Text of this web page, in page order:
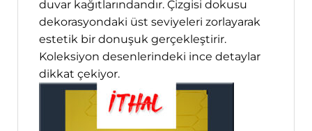
duvar kağıtlarındandır. Çizgisi dokusu
dekorasyondaki üst seviyeleri zorlayarak
estetik bir donuşuk gerçekleştirir.
Koleksiyon desenlerindeki ince detaylar
dikkat çekiyor.